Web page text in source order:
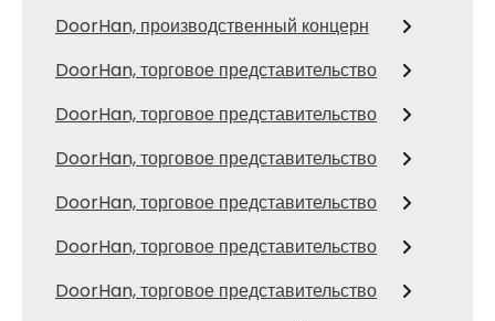
DoorHan, производственный концерн
DoorHan, торговое представительство
DoorHan, торговое представительство
DoorHan, торговое представительство
DoorHan, торговое представительство
DoorHan, торговое представительство
DoorHan, торговое представительство